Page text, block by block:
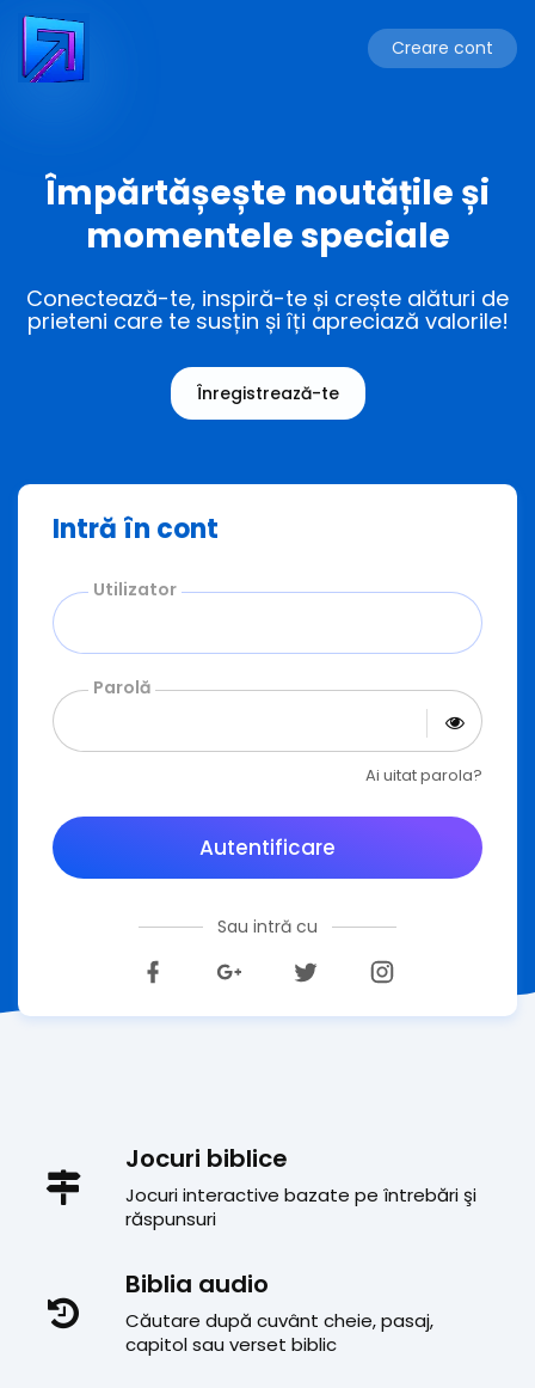
Creare cont
Împărtășește noutățile și
momentele speciale
Conectează-te, inspiră-te și crește alături de
prieteni care te susțin și îți apreciază valorile!
Înregistrează-te
Intră în cont
Utilizator
Parolă
Ai uitat parola?
Autentificare
Sau intră cu
Jocuri biblice
Jocuri interactive bazate pe întrebări şi
răspunsuri
Biblia audio
Căutare după cuvânt cheie, pasaj,
capitol sau verset biblic